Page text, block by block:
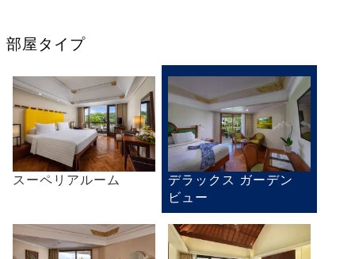
部屋タイプ
スーペリアルーム
デラックス ガーデン
ビュー